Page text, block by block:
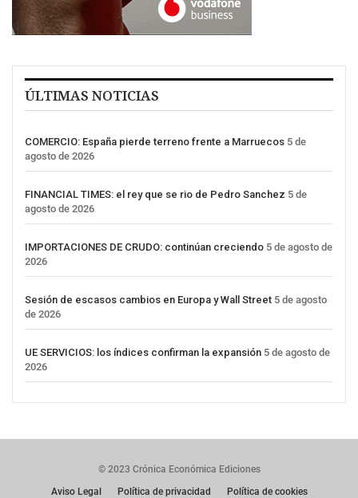
ÚLTIMAS NOTICIAS
COMERCIO: España pierde terreno frente a Marruecos 5 de
agosto de 2026
FINANCIAL TIMES: el rey que se rio de Pedro Sanchez 5 de
agosto de 2026
IMPORTACIONES DE CRUDO: continúan creciendo 5 de agosto de
2026
Sesión de escasos cambios en Europa y Wall Street 5 de agosto
de 2026
UE SERVICIOS: los índices confirman la expansión 5 de agosto de
2026
© 2023 Crónica Económica Ediciones
Aviso Legal
Política de privacidad Política de cookies